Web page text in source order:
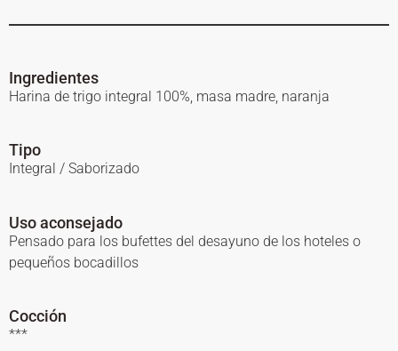
Ingredientes
Harina de trigo integral 100%, masa madre, naranja
Tipo
Integral / Saborizado
Uso aconsejado
Pensado para los bufettes del desayuno de los hoteles o
pequeños bocadillos
Cocción
***